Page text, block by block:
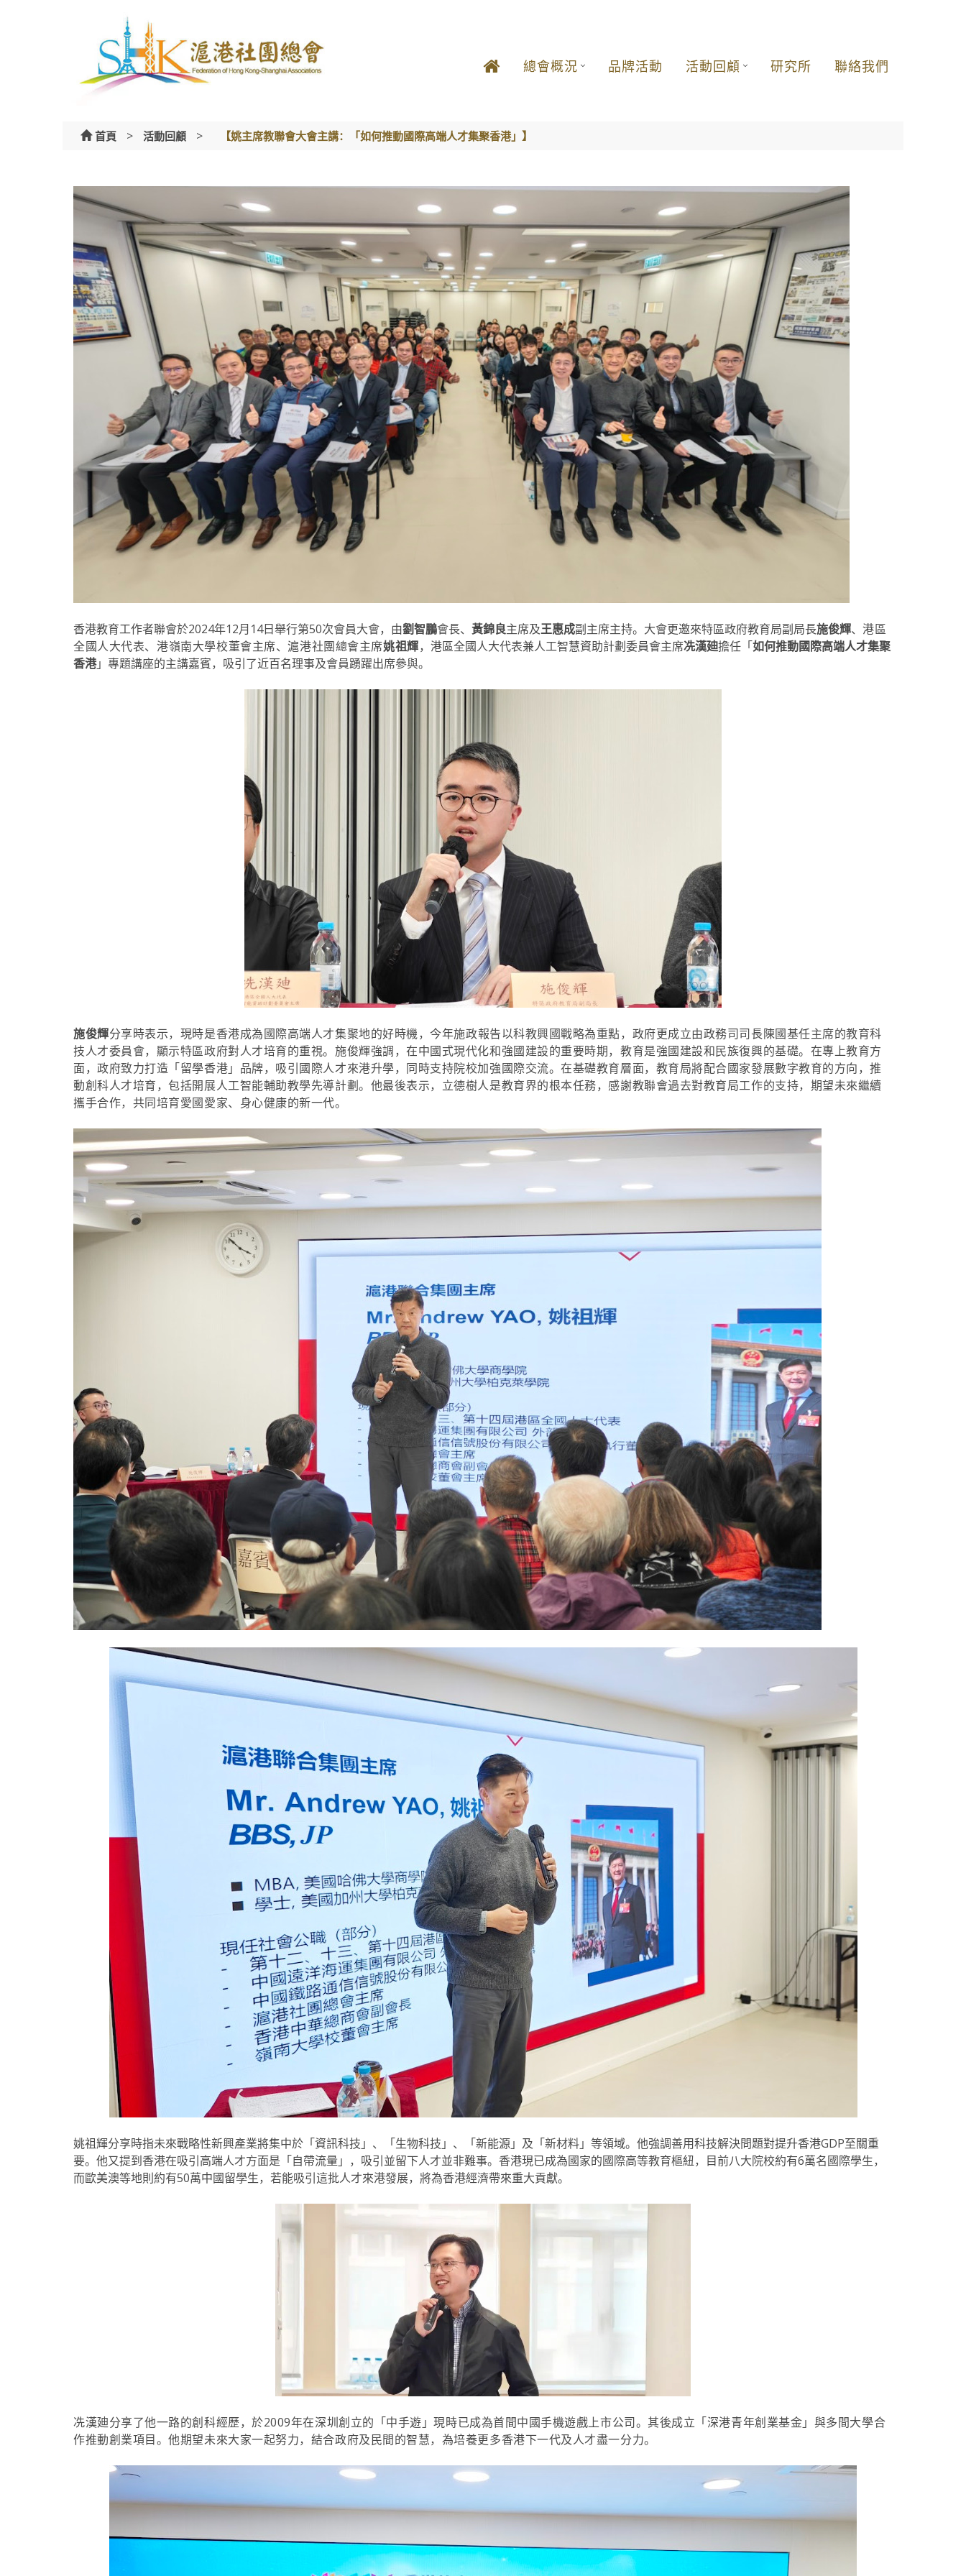
總會概況 品牌活動 活動回顧 研究所 聯絡我們
首頁 > 活動回顧 > 【姚主席教聯會大會主講：「如何推動國際高端人才集聚香港」】
香港教育工作者聯會於2024年12月14日舉行第50次會員大會，由劉智鵬會長、 黃錦良主席及王惠成副主席主持。大會更邀來特區政府教育局副局長施俊輝、 港區
全國人大代表、港嶺南大學校董會主席、滬港社團總會主席姚祖輝，港區全國人大代表兼人工智慧資助計劃委員會主席冼漢廸擔任「如何推動國際高端人才集聚
香港」專題講座的主講嘉賓，吸引了近百名理事及會員踴躍出席參與。
施俊輝分享時表示，現時是香港成為國際高端人才集聚地的好時機，今年施政報告以科教興國戰略為重點，政府更成立由政務司司長陳國基任主席的教育科
技人才委員會，顯示特區政府對人才培育的重視。施俊輝強調，在中國式現代化和強國建設的重要時期，教育是強國建設和民族復興的基礎。在專上教育方
面，政府致力打造「留學香港」品牌，吸引國際人才來港升學，同時支持院校加強國際交流。在基礎教育層面，教育局將配合國家發展數字教育的方向，推
動創科人才培育，包括開展人工智能輔助教學先導計劃。他最後表示，立德樹人是教育界的根本任務，感謝教聯會過去對教育局工作的支持，期望未來繼續
攜手合作，共同培育愛國愛家、身心健康的新一代。
姚祖輝分享時指未來戰略性新興產業將集中於「資訊科技」、「生物科技」、「新能源」及「新材料」等領域。他強調善用科技解決問題對提升香港GDP至關重
要。他又提到香港在吸引高端人才方面是「自帶流量」，吸引並留下人才並非難事。香港現已成為國家的國際高等教育樞紐，目前八大院校約有6萬名國際學生，
而歐美澳等地則約有50萬中國留學生，若能吸引這批人才來港發展，將為香港經濟帶來重大貢獻。
冼漢廸分享了他一路的創科經歷，於2009年在深圳創立的「中手遊」現時已成為首間中國手機遊戲上市公司。其後成立「深港青年創業基金」與多間大學合
作推動創業項目。他期望未來大家一起努力，結合政府及民間的智慧，為培養更多香港下一代及人才盡一分力。